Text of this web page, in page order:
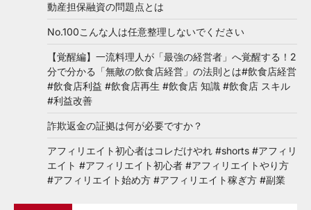
動産担保融資の問題点とは
No.100こんな人は任意整理しないでください
【覚醒編】一流料理人が「最強の経営者」へ覚醒する！2
分で分かる「無敵の飲食店経営」の法則とは#飲食店経営
#飲食店利益 #飲食店再生 #飲食店 知識 #飲食店 スキル
#利益改善
詐欺返金の証拠は何が必要ですか？
アフィリエイト初心者はコレだけやれ #shorts #アフィリ
エイト #アフィリエイト初心者 #アフィリエイトやり方
#アフィリエイト始め方 #アフィリエイト稼ぎ方 #副業